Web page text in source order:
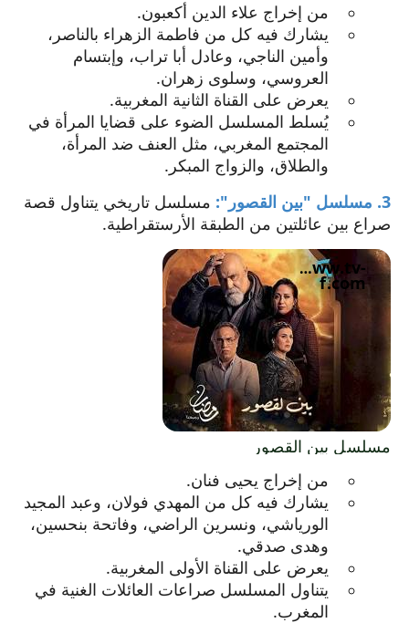
في
نافذة
جديدة.
من إخراج علاء الدين أكعبون.
يشارك فيه كل من فاطمة الزهراء بالناصر،
وأمين الناجي، وعادل أبا تراب، وإبتسام
العروسي، وسلوى زهران.
يعرض على القناة الثانية المغربية.
يُسلط المسلسل الضوء على قضايا المرأة في
المجتمع المغربي، مثل العنف ضد المرأة،
والطلاق، والزواج المبكر.
3. مسلسل "بين القصور":
مسلسل تاريخي يتناول قصة
صراع بين عائلتين من الطبقة الأرستقراطية.
نافذة
جديدة.
www.tv-
f.com
مسلسل بين القصور
من إخراج يحيى فنان.
يشارك فيه كل من المهدي فولان، وعبد المجيد
الورياشي، ونسرين الراضي، وفاتحة بنحسين،
وهدى صدقي.
يعرض على القناة الأولى المغربية.
يتناول المسلسل صراعات العائلات الغنية في
المغرب.